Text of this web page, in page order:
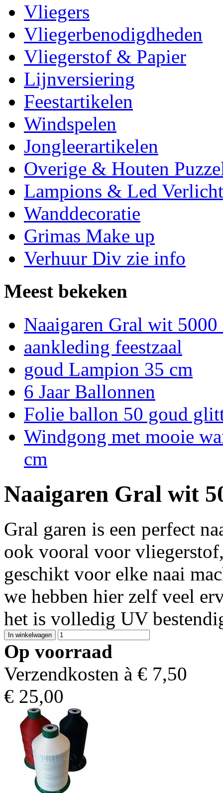
Vliegers
Vliegerbenodigdheden
Vliegerstof & Papier
Lijnversiering
Feestartikelen
Windspelen
Jongleerartikelen
Overige & Houten
Lampions & Led
Wanddecoratie
Grimas Make up
Verhuur Div zie info
Meest bekeken
Naaigaren Gral wit 5000
aankleding feestzaal
goud Lampion 35 cm
6 Jaar Ballonnen
Folie ballon 50 goud
Windgong met mooie
cm
Naaigaren Gral wit
Gral garen is een perfect
ook vooral voor
geschikt voor elke naai
we hebben hier zelf veel
het is volledig UV
Op voorraad
Verzendkosten à € 7,50
€ 25,00